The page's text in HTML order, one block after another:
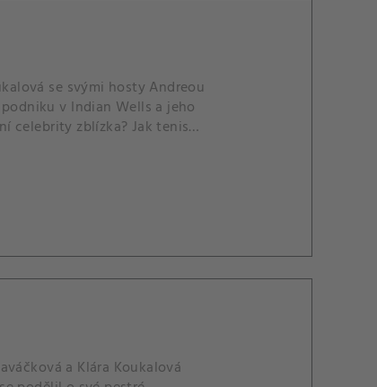
se svými hosty Andreou
v Indian Wells a jeho
celebrity zblízka? Jak tenis
a Klára Koukalová